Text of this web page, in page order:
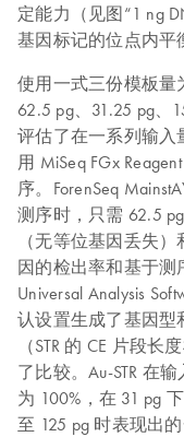
定能力（见图“1 ng
基因标记的位点内平
使用一式三份模板量
62.5 pg、31.25 pg、
评估了在一系列输入
用 MiSeq FGx
序。ForenSeq
测序时，只需 62.5
（无等位基因丢失
因的检出率和基于测
Universal Analysis
认设置生成了基因型
（STR 的 CE 片段
了比较。Au-STR 在
为 100%，在 31 pg
至 125 pg 时表现出